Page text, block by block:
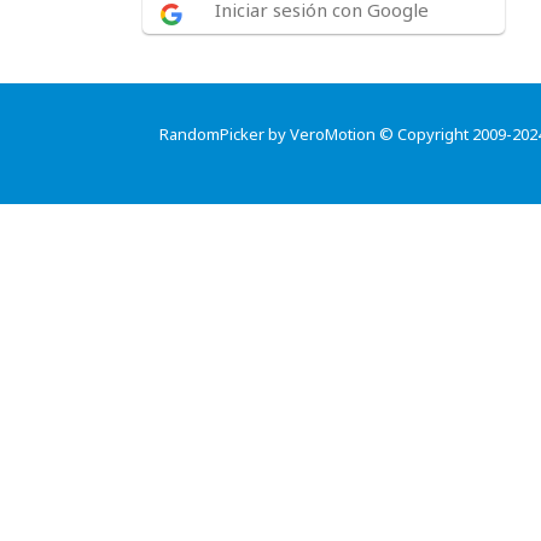
Iniciar sesión con Google
RandomPicker by VeroMotion © Copyright 2009-